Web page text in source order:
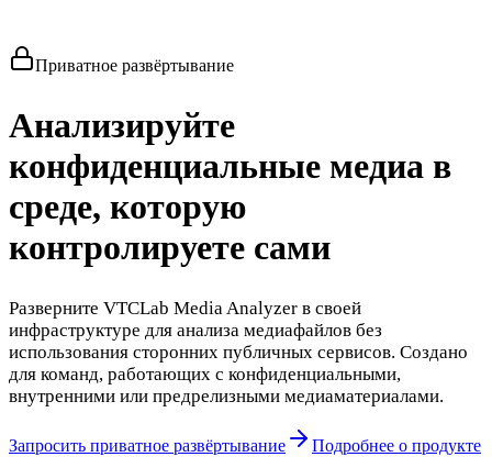
Приватное развёртывание
Анализируйте
конфиденциальные медиа в
среде, которую
контролируете сами
Разверните VTCLab Media Analyzer в своей
инфраструктуре для анализа медиафайлов без
использования сторонних публичных сервисов. Создано
для команд, работающих с конфиденциальными,
внутренними или предрелизными медиаматериалами.
Запросить приватное развёртывание Подробнее о продукте